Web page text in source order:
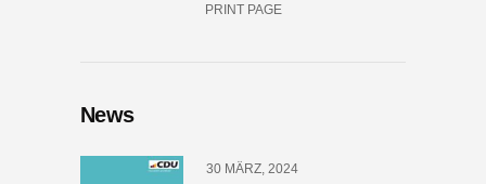
PRINT PAGE
News
30 MÄRZ, 2024